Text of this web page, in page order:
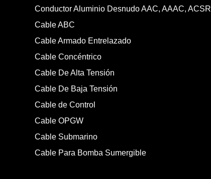
Conductor Aluminio Desnudo AAC, AAAC, ACSR
Cable ABC
Cable Armado Entrelazado
Cable Concéntrico
Cable De Alta Tensión
Cable De Baja Tensión
Cable de Control
Cable OPGW
Cable Submarino
Cable Para Bomba Sumergible